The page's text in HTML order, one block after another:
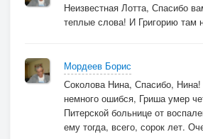
Неизвестная Лотта, Спасибо
теплые слова! И Григорию там
Мордеев Борис
Соколова Нина, Спасибо,
немного ошибся, Гриша умер
Питерской больнице от
ему тогда, всего, сорок лет.